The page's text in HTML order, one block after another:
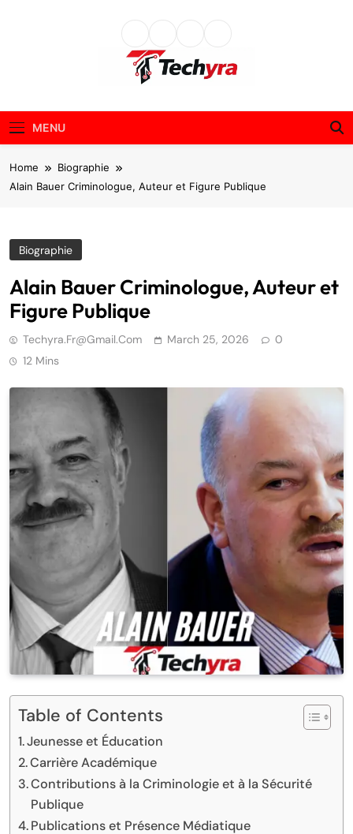
techyra.fr
MENU
Home
Biographie
Alain Bauer Criminologue, Auteur et Figure Publique
Biographie
Alain Bauer Criminologue, Auteur et
Figure Publique
Techyra.fr@gmail.com March 25, 2026
0
12 Mins
Table of Contents
Jeunesse et Éducation
Carrière Académique
Contributions à la Criminologie et à la Sécurité
Publique
Publications et Présence Médiatique